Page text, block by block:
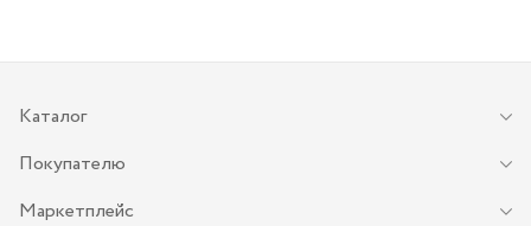
Каталог
Покупателю
Маркетплейс